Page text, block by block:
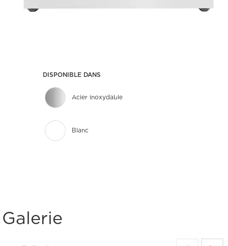
DISPONIBLE DANS
Acier inoxydable
Blanc
Galerie